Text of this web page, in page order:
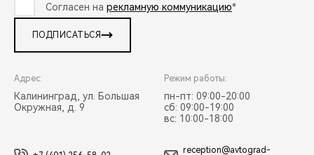
Согласен на рекламную коммуникацию*
ПОДПИСАТЬСЯ
Адрес:
Калининград, ул. Большая
Окружная, д. 9
Режим работы:
пн-пт: 09:00-20:00
сб: 09:00-19:00
вс: 10:00-18:00
reception@avtograd-